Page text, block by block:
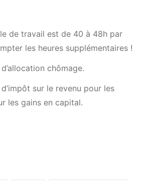
de travail est de 40 à 48h par
les heures supplémentaires !
chômage.
d’impôt sur le revenu pour les
les gains en capital.